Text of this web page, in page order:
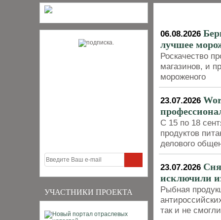
УЧАСТНИКИ ПРОЕКТА
06.08.2026
лучшее
Роскачество
магазинов, и
мороженого
23.07.2026
С 15 по 18
продуктов
делового
23.07.2026
исключили
Рыбная
так и не